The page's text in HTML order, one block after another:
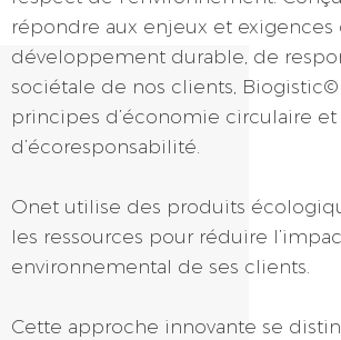
répondre aux enjeux et exigences
développement durable, de
sociétale de nos clients,
principes d’économie circulaire et
d’écoresponsabilité.
Onet utilise des produits
les ressources pour réduire
environnemental de ses clients.
Cette approche innovante se